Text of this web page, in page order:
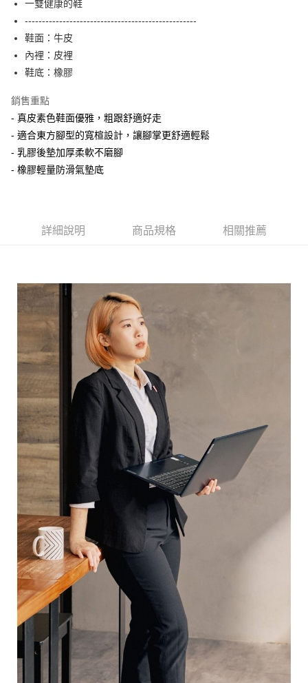
ATM付款
運送方式
付款後全家取貨
每筆NT$100，滿NT$1,600(含以上)免運費
付款後萊爾富取貨
宅配滿2000免運
免運費
境外配送
一雙健康的鞋
--------------------------------------------------
鞋面：牛皮
內裡：皮裡
鞋底：橡膠
銷售重點
- 真皮素色鞋面優雅，粗跟舒適好走
- 適合東方腳型的寬楦設計，讓腳掌更舒適輕鬆
- 乳膠後墊加厚柔軟不磨腳
- 橡膠輕量防滑氣墊底
詳細說明 商品規格 相關推薦